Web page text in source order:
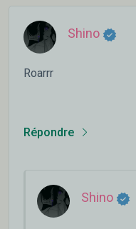
Shino
Roarrr
Répondre
Shino